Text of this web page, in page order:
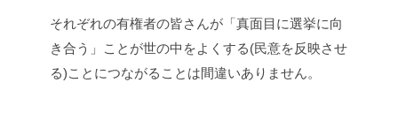
それぞれの有権者の皆さんが「真面目に選挙に向
き合う」ことが世の中をよくする(民意を反映させ
る)ことにつながることは間違いありません。